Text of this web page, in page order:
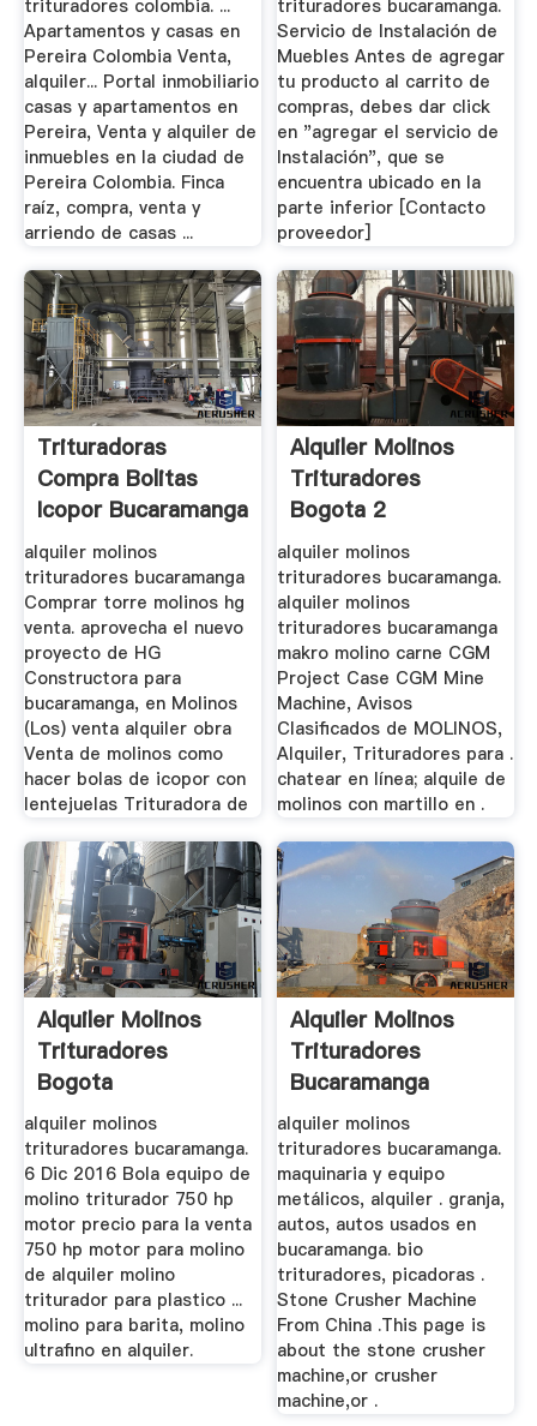
trituradores colombia. ...
Apartamentos y casas en
Pereira Colombia Venta,
alquiler... Portal inmobiliario
casas y apartamentos en
Pereira, Venta y alquiler de
inmuebles en la ciudad de
Pereira Colombia. Finca
raíz, compra, venta y
arriendo de casas ...
trituradores bucaramanga.
Servicio de Instalación de
Muebles Antes de agregar
tu producto al carrito de
compras, debes dar click
en "agregar el servicio de
Instalación", que se
encuentra ubicado en la
parte inferior [Contacto
proveedor]
Trituradoras
Compra Bolitas
Icopor Bucaramanga
alquiler molinos
trituradores bucaramanga
Comprar torre molinos hg
venta. aprovecha el nuevo
proyecto de HG
Constructora para
bucaramanga, en Molinos
(Los) venta alquiler obra
Venta de molinos como
hacer bolas de icopor con
lentejuelas Trituradora de
Alquiler Molinos
Trituradores
Bogota 2
alquiler molinos
trituradores bucaramanga.
alquiler molinos
trituradores bucaramanga
makro molino carne CGM
Project Case CGM Mine
Machine, Avisos
Clasificados de MOLINOS,
Alquiler, Trituradores para .
chatear en línea; alquile de
molinos con martillo en .
Alquiler Molinos
Trituradores
Bogota
alquiler molinos
trituradores bucaramanga.
6 Dic 2016 Bola equipo de
molino triturador 750 hp
motor precio para la venta
750 hp motor para molino
de alquiler molino
triturador para plastico ...
molino para barita, molino
ultrafino en alquiler.
Alquiler Molinos
Trituradores
Bucaramanga
alquiler molinos
trituradores bucaramanga.
maquinaria y equipo
metálicos, alquiler . granja,
autos, autos usados en
bucaramanga. bio
trituradores, picadoras .
Stone Crusher Machine
From China .This page is
about the stone crusher
machine,or crusher
machine,or .